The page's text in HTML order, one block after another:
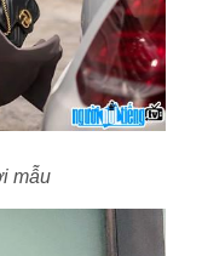
mẫu